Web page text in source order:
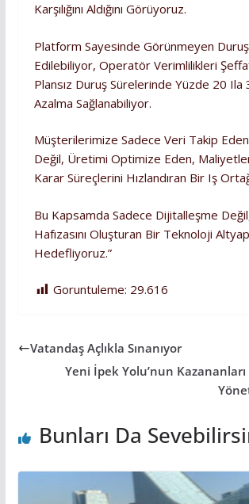
Karşılığını Aldığını Görüyoruz.
Platform Sayesinde Görünmeyen
Edilebiliyor, Operatör Verimlilikleri
Plansız Duruş Sürelerinde Yüzde 20 Ila
Azalma Sağlanabiliyor.
Müşterilerimize Sadece Veri Takip
Değil, Üretimi Optimize Eden,
Karar Süreçlerini Hızlandıran Bir Iş
Bu Kapsamda Sadece Dijitalleşme
Hafızasını Oluşturan Bir Teknoloji
Hedefliyoruz.”
Goruntuleme: 29.616
Vatandaş Açlıkla Sınanıyor
Yeni İpek Yolu’nun Kazananları
Bunları Da